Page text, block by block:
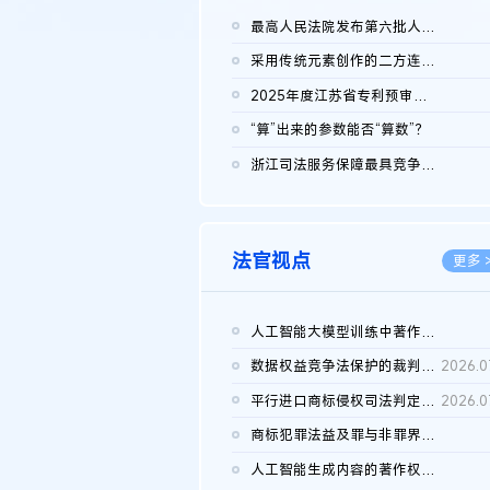
最高人民法院发布第六批人民法院种业知识产权司法保护典型案例 含...
采用传统元素创作的二方连续装饰图案作品的独创性及侵权对比认定
2025年度江苏省专利预审典型案例
“算”出来的参数能否“算数”？
浙江司法服务保障最具竞争力营商环境建设典型案例（第二批）含侵...
法官视点 更多
人工智能大模型训练中著作权的合理使用
数据权益竞争法保护的裁判路径构建
平行进口商标侵权司法判定规则的困境与纾解
商标犯罪法益及罪与非罪界限研究
人工智能生成内容的著作权司法认定：演进逻辑、现实困境与规则建...